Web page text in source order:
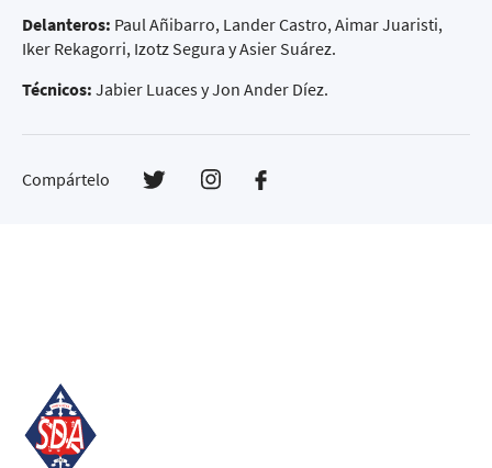
Delanteros: Paul Añibarro, Lander Castro, Aimar Juaristi,
Iker Rekagorri, Izotz Segura y Asier Suárez.
Técnicos: Jabier Luaces y Jon Ander Díez.
Compártelo